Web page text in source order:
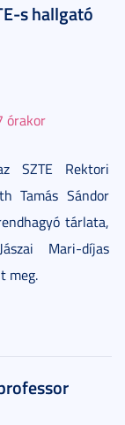
s hallgató
órakor
SZTE Rektori
Tamás Sándor
tárlata,
Mari-díjas
meg.